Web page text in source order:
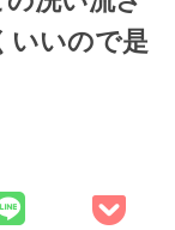
いいので是